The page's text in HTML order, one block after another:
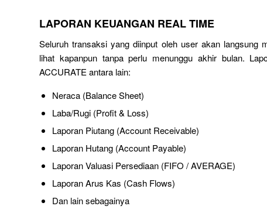
LAPORAN KEUANGAN REAL TIME
Seluruh transaksi yang diinput oleh user akan langsung
lihat kapanpun tanpa perlu menunggu akhir bulan.
ACCURATE antara lain:
Neraca (Balance Sheet)
Laba/Rugi (Profit & Loss)
Laporan Piutang (Account Receivable)
Laporan Hutang (Account Payable)
Laporan Valuasi Persediaan (FIFO / AVERAGE)
Laporan Arus Kas (Cash Flows)
Dan lain sebagainya